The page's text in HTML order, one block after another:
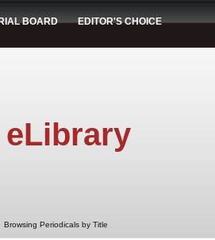
BOARD EDITOR'S CHOICE
eLibrary
Browsing Periodicals by Title